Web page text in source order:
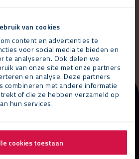
van cookies
content en advertenties te
voor social media te bieden en
te analyseren. Ook delen we
van onze site met onze partners
en analyse. Deze partners
combineren met andere informatie
of die ze hebben verzameld op
hun services.
cookies toestaan